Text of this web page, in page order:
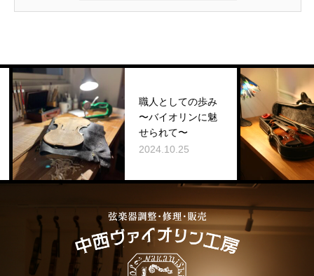
職人としての歩み
〜バイオリンに魅
せられて〜
2024.10.25